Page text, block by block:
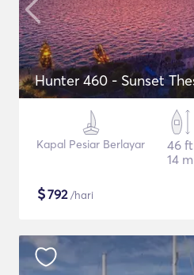
Hunter 460 - Sunset
Kapal Pesiar Berlayar
46 ft
14 m
$792/hari